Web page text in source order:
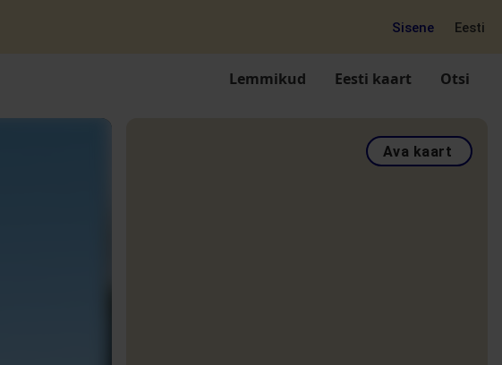
Sisene Eesti
Lemmikud Eesti kaart Otsi
Ava kaart